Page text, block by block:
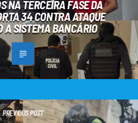
NA TERCEIRA FASE DA
34 CONTRA ATAQUE
A SISTEMA BANCÁRIO
PREVIOUS POST